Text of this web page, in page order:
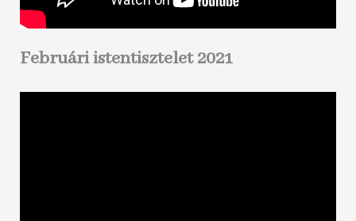
Februári istentisztelet 2021